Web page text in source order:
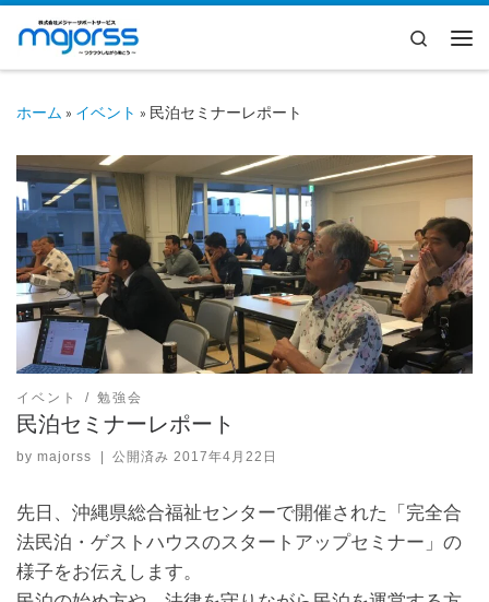
コンテンツへスキップ
Search
ホーム » イベント » 民泊セミナーレポート
イベント 勉強会
民泊セミナーレポート
by majorss 公開済み2017年4月22日
先日、沖縄県総合福祉センターで開催された「完全合
法民泊・ゲストハウスのスタートアップセミナー」の
様子をお伝えします。